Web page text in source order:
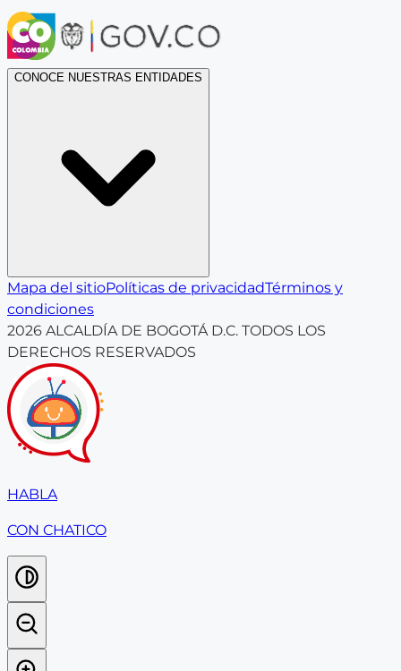
CONOCE NUESTRAS ENTIDADES
Mapa del sitioPolíticas de privacidadTérminos y
condiciones
2026 ALCALDÍA DE BOGOTÁ D.C. TODOS LOS
DERECHOS RESERVADOS
HABLA
CON CHATICO